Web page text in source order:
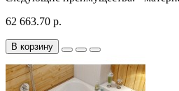
62 663.70 р.
В корзину